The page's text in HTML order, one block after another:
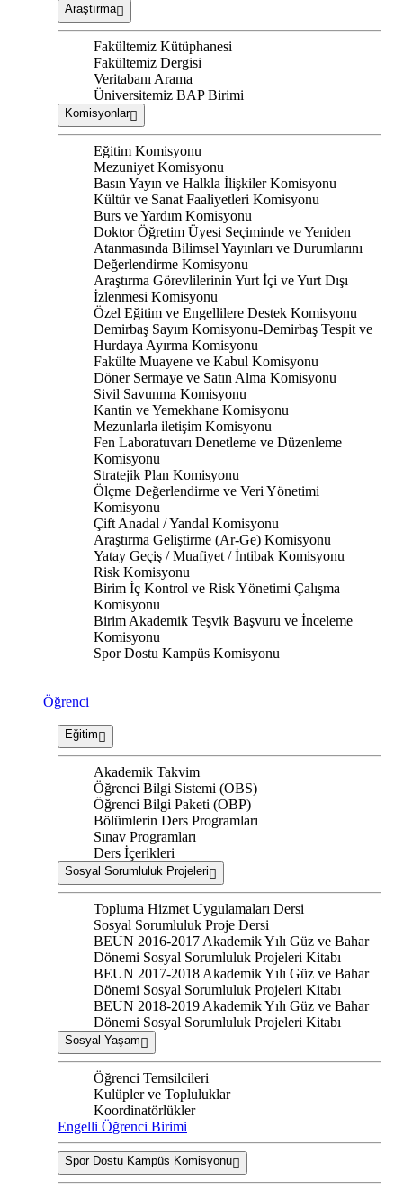
Araştırma
Fakültemiz Kütüphanesi
Fakültemiz Dergisi
Veritabanı Arama
Üniversitemiz BAP Birimi
Komisyonlar
Eğitim Komisyonu
Mezuniyet Komisyonu
Basın Yayın ve Halkla İlişkiler Komisyonu
Kültür ve Sanat Faaliyetleri Komisyonu
Burs ve Yardım Komisyonu
Doktor Öğretim Üyesi Seçiminde ve Yeniden
Atanmasında Bilimsel Yayınları ve Durumlarını
Değerlendirme Komisyonu
Araştırma Görevlilerinin Yurt İçi ve Yurt Dışı
İzlenmesi Komisyonu
Özel Eğitim ve Engellilere Destek Komisyonu
Demirbaş Sayım Komisyonu-Demirbaş Tespit ve
Hurdaya Ayırma Komisyonu
Fakülte Muayene ve Kabul Komisyonu
Döner Sermaye ve Satın Alma Komisyonu
Sivil Savunma Komisyonu
Kantin ve Yemekhane Komisyonu
Mezunlarla iletişim Komisyonu
Fen Laboratuvarı Denetleme ve Düzenleme
Komisyonu
Stratejik Plan Komisyonu
Ölçme Değerlendirme ve Veri Yönetimi
Komisyonu
Çift Anadal / Yandal Komisyonu
Araştırma Geliştirme (Ar-Ge) Komisyonu
Yatay Geçiş / Muafiyet / İntibak Komisyonu
Risk Komisyonu
Birim İç Kontrol ve Risk Yönetimi Çalışma
Komisyonu
Birim Akademik Teşvik Başvuru ve İnceleme
Komisyonu
Spor Dostu Kampüs Komisyonu
Öğrenci
Eğitim
Akademik Takvim
Öğrenci Bilgi Sistemi (OBS)
Öğrenci Bilgi Paketi (OBP)
Bölümlerin Ders Programları
Sınav Programları
Ders İçerikleri
Sosyal Sorumluluk Projeleri
Topluma Hizmet Uygulamaları Dersi
Sosyal Sorumluluk Proje Dersi
BEUN 2016-2017 Akademik Yılı Güz ve Bahar
Dönemi Sosyal Sorumluluk Projeleri Kitabı
BEUN 2017-2018 Akademik Yılı Güz ve Bahar
Dönemi Sosyal Sorumluluk Projeleri Kitabı
BEUN 2018-2019 Akademik Yılı Güz ve Bahar
Dönemi Sosyal Sorumluluk Projeleri Kitabı
Sosyal Yaşam
Öğrenci Temsilcileri
Kulüpler ve Topluluklar
Koordinatörlükler
Engelli Öğrenci Birimi
Spor Dostu Kampüs Komisyonu